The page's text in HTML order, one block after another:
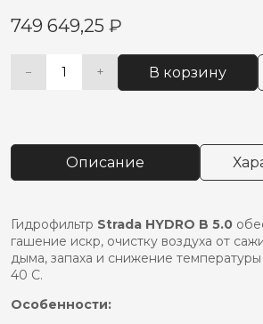
749 649,25 ₽
−
Количество
hydro
5.0
исполнение
+ В корзину
Alternative:
Описание
Гидрофильтр Strada HYDRO B 5.0
гашение искр, очистку воздуха от
дыма, запаха и снижение
40 C.
Особенности: